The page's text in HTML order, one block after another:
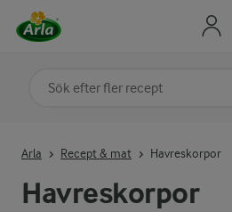
Havreskorpor
Arla Recept & mat Havreskorpor
Sök på kategori eller ingrediens